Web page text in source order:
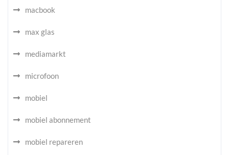
macbook
max glas
mediamarkt
microfoon
mobiel
mobiel abonnement
mobiel repareren